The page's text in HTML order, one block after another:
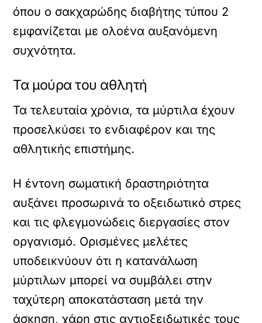
όπου ο σακχαρώδης διαβήτης τύπου 2
εμφανίζεται με ολοένα αυξανόμενη
συχνότητα.
Τα μούρα του αθλητή
Τα τελευταία χρόνια, τα μύρτιλα έχουν
προσελκύσει το ενδιαφέρον και της
αθλητικής επιστήμης.
Η έντονη σωματική δραστηριότητα
αυξάνει προσωρινά το οξειδωτικό στρες
και τις φλεγμονώδεις διεργασίες στον
οργανισμό. Ορισμένες μελέτες
υποδεικνύουν ότι η κατανάλωση
μύρτιλων μπορεί να συμβάλει στην
ταχύτερη αποκατάσταση μετά την
άσκηση, χάρη στις αντιοξειδωτικές τους